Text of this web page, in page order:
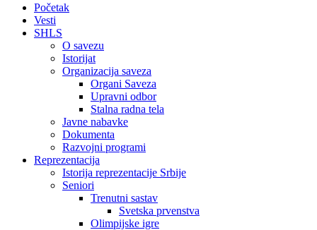
Početak
Vesti
SHLS
O savezu
Istorijat
Organizacija saveza
Organi Saveza
Upravni odbor
Stalna radna tela
Javne nabavke
Dokumenta
Razvojni programi
Reprezentacija
Istorija reprezentacije Srbije
Seniori
Trenutni sastav
Svetska prvenstva
Olimpijske igre